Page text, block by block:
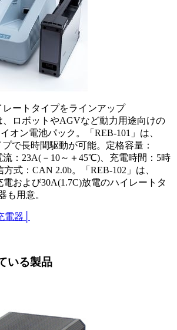
ートタイプをラインアップ
、ロボットやAGVなど動力用途向けの
オン電池パック。「REB-101」は、
で長時間駆動が可能。定格容量：
流：23A(－10～＋45℃)、充電時間：5時
式：CAN 2.0b。「REB-102」は、
電および30A(1.7C)放電のハイレートタ
も用意。
電器
いる製品